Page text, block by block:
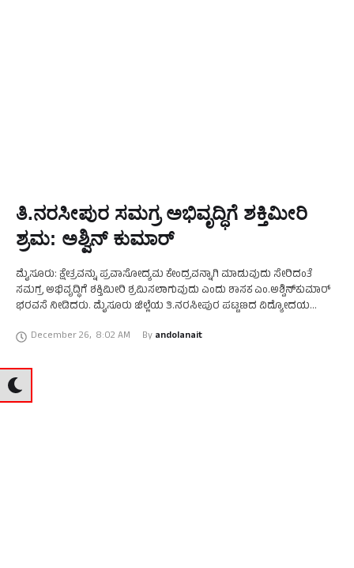
ತಿ.ನರಸೀಪುರ ಸಮಗ್ರ ಅಭಿವೃದ್ಧಿಗೆ ಶಕ್ತಿಮೀರಿ
ಶ್ರಮ: ಅಶ್ವಿನ್ ಕುಮಾರ್‌
ಮೈಸೂರು: ಕ್ಷೇತ್ರವನ್ನು ಪ್ರವಾಸೋದ್ಯಮ ಕೇಂದ್ರವನ್ನಾಗಿ ಮಾಡುವುದು ಸೇರಿದಂತೆ
ಸಮಗ್ರ ಅಭಿವೃದ್ಧಿಗೆ ಶಕ್ತಿಮೀರಿ ಶ್ರಮಿಸಲಾಗುವುದು ಎಂದು ಶಾಸಕ ಎಂ.ಅಶ್ವಿನ್‌ಕುಮಾರ್
ಭರವಸೆ ನೀಡಿದರು. ಮೈಸೂರು ಜಿಲ್ಲೆಯ ತಿ.ನರಸೀಪುರ ಪಟ್ಟಣದ ವಿದ್ಯೋದಯ
ಸಾರ್ಥಕ ಪಯಣ’ ಸಮಾರಂಭದ …
December 26, 8:02 AM By andolanait